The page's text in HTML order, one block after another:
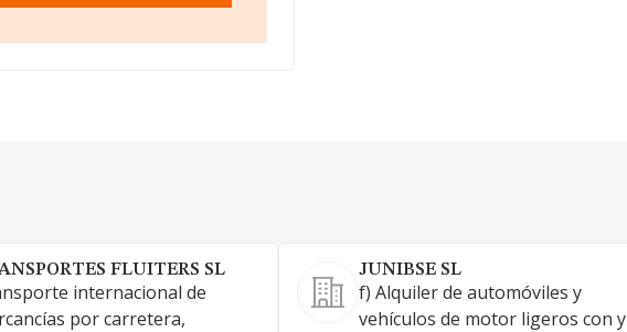
FLUITERS SL
internacional de
por carretera,
JUNIBSE SL
f) Alquiler de automóviles y
vehículos de motor ligeros con y